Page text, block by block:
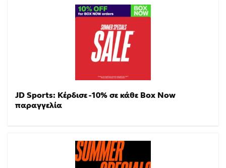
JD Sports: Κέρδισε -10% σε κάθε Box Now
παραγγελία